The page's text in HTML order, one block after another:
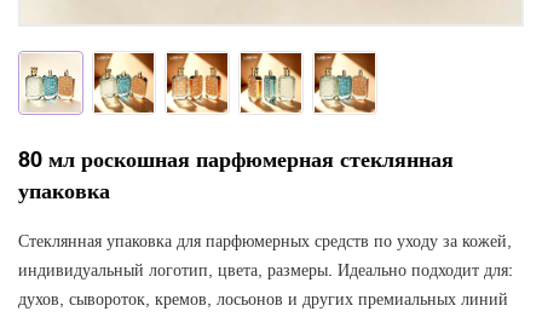
80 мл роскошная парфюмерная стеклянная
упаковка
Стеклянная упаковка для парфюмерных средств по уходу за кожей,
индивидуальный логотип, цвета, размеры. Идеально подходит для:
духов, сывороток, кремов, лосьонов и других премиальных линий